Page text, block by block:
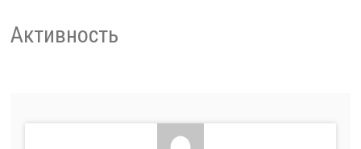
Активность